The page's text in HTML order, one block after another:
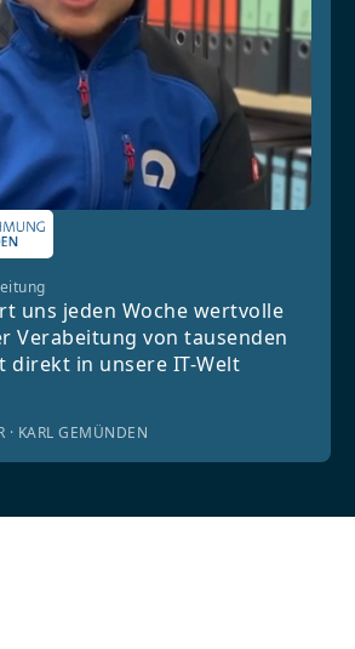
uns jeden Woche wertvolle
Verabeitung von tausenden
direkt in unsere IT-Welt
· KARL GEMÜNDEN